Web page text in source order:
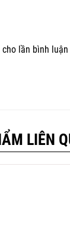
lần bình
LIÊN